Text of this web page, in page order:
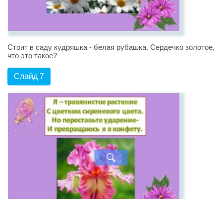
Стоит в саду кудряшка - белая рубашка. Сердечко золотое,
что это такое?
Слайд 7